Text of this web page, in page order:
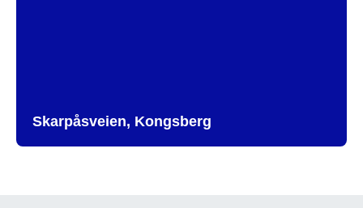
Skarpåsveien, Kongsberg